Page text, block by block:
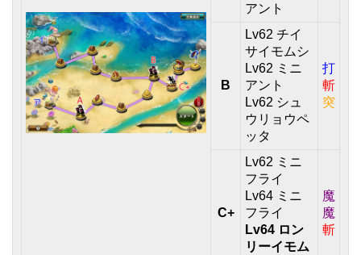
アント
B
Lv62 チイ
サイモムシ
Lv62 ミニ
アント
Lv62 シュ
ウリョウペ
ッタ
打
斬
突
C+
Lv62 ミニ
フライ
Lv64 ミニ
フライ
Lv64 ロン
リーイモム
魔
魔
斬